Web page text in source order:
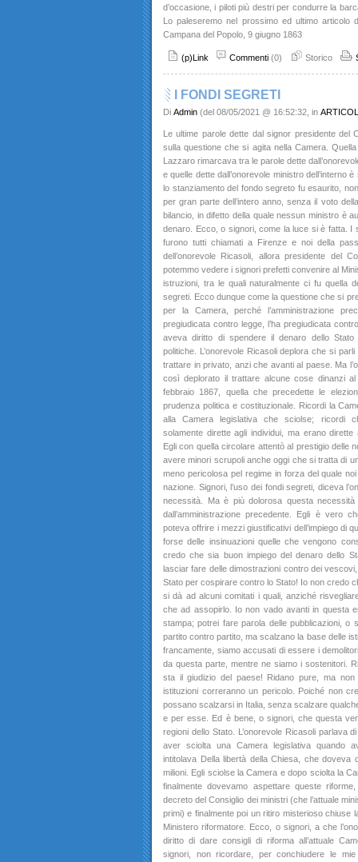
d’occasione, i piloti più destri per condurre la
Lo paleseremo nel prossimo ed ultimo articolo
Campana del Popolo, 9 giugno 1863
(p)Link Commenti (0) Storico
I FONDI SEGRETI
Di Admin (del 08/05/2021 @ 16:52:32, in
Le ultime parole dette dal signor presidente del
sulla questione che si agita nella Camera.
Lazzaro rimarcava tra le parole dette
e quelle dette dall’onorevole ministro dell’interno
lo stanziamento del fondo segreto fu esaurito,
per gran parte dell’intero anno, senza il voto
bilancio, in difetto della quale nessun ministro è
denaro. Ecco, o signori, come la luce si è fatta. I
furono tutti chiamati a Firenze e noi della
dell’onorevole Ricasoli, allora presidente del
potemmo vedere i signori prefetti convenire al
istruzioni, tra le quali naturalmente ci fu quella
segreti. Ecco dunque come la questione che si
per la Camera, perché l’amministrazione
pregiudicata contro legge, l’ha pregiudicata
aveva diritto di spendere il denaro dello
politiche. L’onorevole Ricasoli deplora che si
trattare in privato, anzi che avanti al paese. Ma
così deplorato il trattare alcune cose dinanzi
febbraio 1867, quella che precedette le
prudenza politica e costituzionale. Ricordi la
alla Camera legislativa che sciolse; ricordi
solamente dirette agli individui, ma erano dirette
Egli con quella circolare attentò al prestigio delle
avere minori scrupoli anche oggi che si tratta di
meno pericolosa pel regime in forza del quale
nazione. Signori, l’uso dei fondi segreti, diceva
necessità. Ma è più dolorosa questa
dall’amministrazione precedente. Egli è vero
poteva offrire i mezzi giustificativi dell’impiego di
forse delle insinuazioni quelle che vengono
credo che sia buon impiego del denaro dello
lasciar fare delle dimostrazioni contro dei
Stato per cospirare contro lo Stato! Io non credo
si dà ad alcuni comitati i quali, anziché
che ad assopirlo. Io non vado avanti in questa
stampa; potrei fare parola delle pubblicazioni, o
partito contro partito, ma scalzano la base delle
francamente, siamo accusati di essere i
da questa parte, mentre ne siamo i sostenitori.
sta il giudizio del paese! Ridano pure, ma
istituzioni correranno un pericolo. Poiché non
possano scalzarsi in Italia, senza scalzare
e per esse. Ed è bene, o signori, che questa
regioni dello Stato. L’onorevole Ricasoli parlava
aver sciolta una Camera legislativa quando
intitolava Della libertà della Chiesa, che doveva
milioni. Egli sciolse la Camera e dopo sciolta la
finalmente dovevamo aspettare queste
decreto del Consiglio dei ministri (che l’attuale
primi) e finalmente poi un ritiro misterioso chiuse
Ministero riformatore. Ecco, o signori, a che
diritto di dare consigli di riforma all’attuale
signori, non ricordare, per conchiudere le